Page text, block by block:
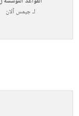
لـجيمس آلان